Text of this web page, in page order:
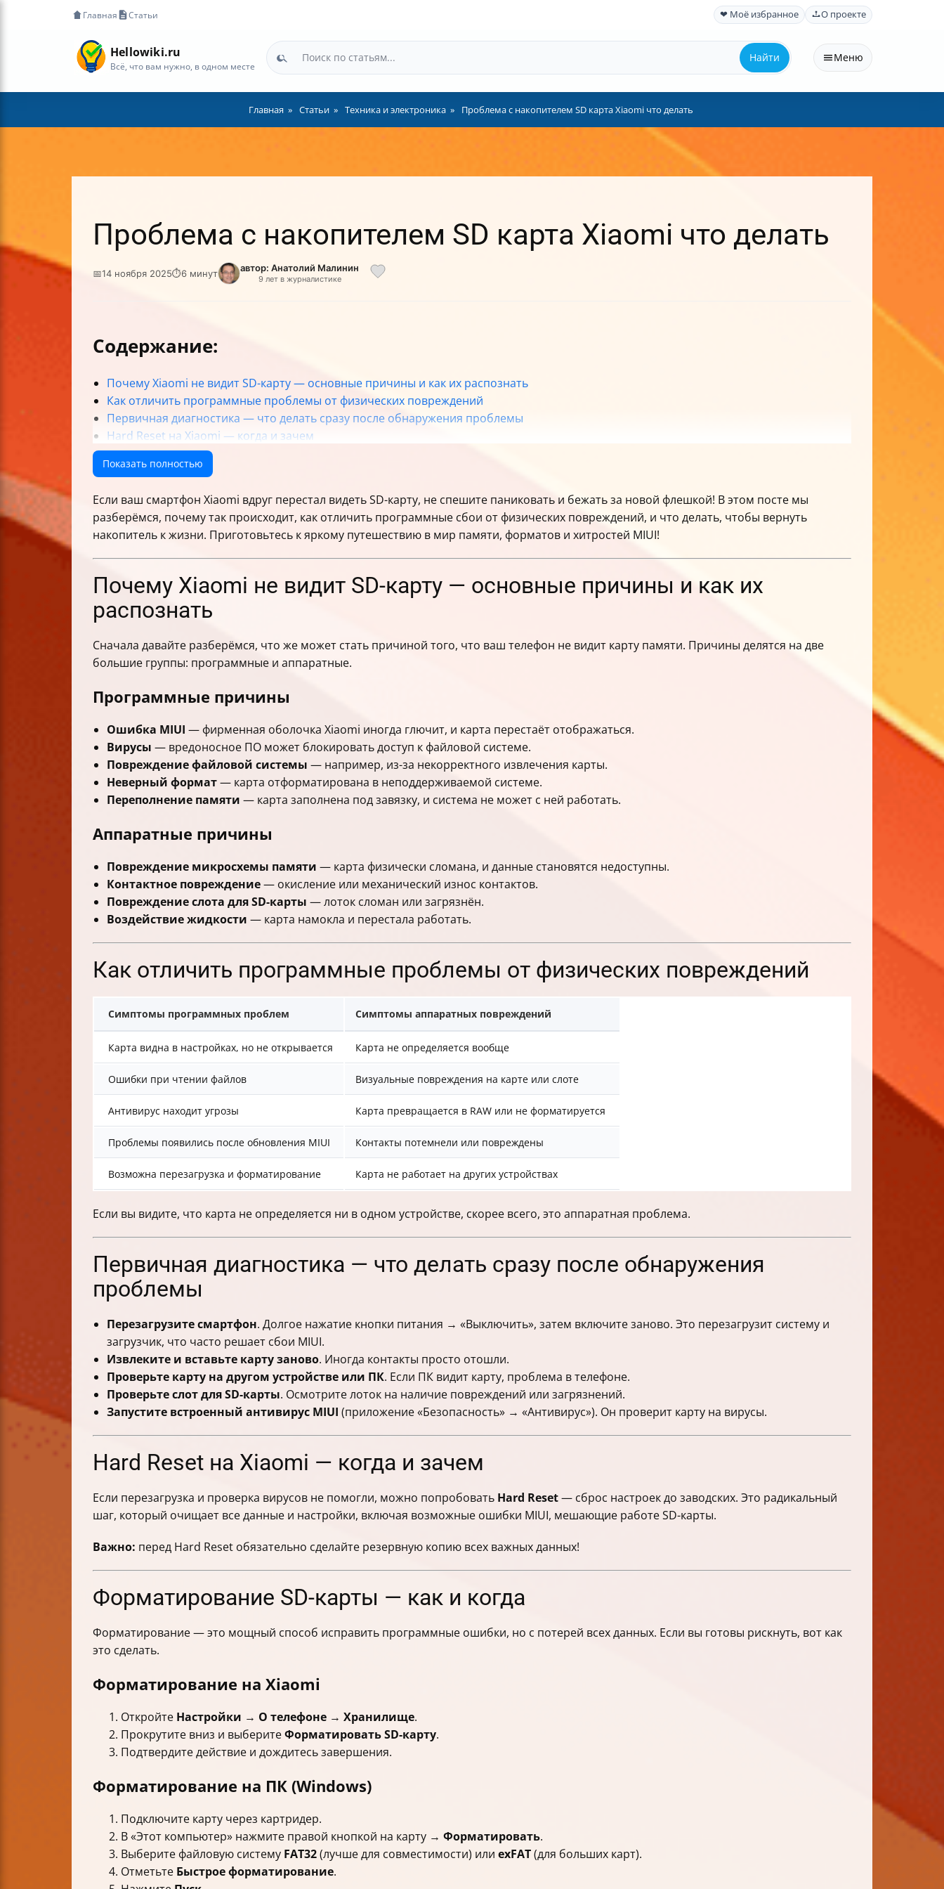
Главная Статьи ❤ Моё избранное О проекте
Hellowiki.ru
Всё, что вам нужно, в одном месте
Найти Меню
Главная Статьи Техника и электроника Проблема с накопителем SD карта Xiaomi что делать
Проблема с накопителем SD карта Xiaomi что делать
📅14 ноября 2025⏱6 минут автор: Анатолий Малинин
9 лет в журналистике
Содержание:
Почему Xiaomi не видит SD-карту — основные причины и как их распознать
Как отличить программные проблемы от физических повреждений
Первичная диагностика — что делать сразу после обнаружения проблемы
Hard Reset на Xiaomi — когда и зачем
Форматирование SD-карты — как и когда
FAT32 vs exFAT — что выбрать
Что делать, если карта не видна в Google Files
Советы по уходу за SD-картой и профилактика проблем
Особенности совместимости SD-карт с Xiaomi Redmi 7, 7A, 8 и 9
Таблица: Совместимость и максимальный объем SD-карт у популярных моделей Xiaomi
Что делать, если после форматирования проблема не исчезает
Заключение
Показать полностью
Если ваш смартфон Xiaomi вдруг перестал видеть SD-карту, не спешите паниковать и бежать за новой флешкой! В этом посте мы
разберёмся, почему так происходит, как отличить программные сбои от физических повреждений, и что делать, чтобы вернуть
накопитель к жизни. Приготовьтесь к яркому путешествию в мир памяти, форматов и хитростей MIUI!
Почему Xiaomi не видит SD-карту — основные причины и как их
распознать
Сначала давайте разберёмся, что же может стать причиной того, что ваш телефон не видит карту памяти. Причины делятся на две
большие группы: программные и аппаратные.
Программные причины
Ошибка MIUI — фирменная оболочка Xiaomi иногда глючит, и карта перестаёт отображаться.
Вирусы — вредоносное ПО может блокировать доступ к файловой системе.
Повреждение файловой системы — например, из-за некорректного извлечения карты.
Неверный формат— карта отформатирована в неподдерживаемой системе.
Переполнение памяти — карта заполнена под завязку, и система не может с ней работать.
Аппаратные причины
Повреждение микросхемы памяти — карта физически сломана, и данные становятся недоступны.
Контактное повреждение— окисление или механический износ контактов.
Повреждение слота для SD-карты — лоток сломан или загрязнён.
Воздействие жидкости — карта намокла и перестала работать.
Как отличить программные проблемы от физических повреждений
Симптомы программных проблем Симптомы аппаратных повреждений
Карта видна в настройках, но не открывается Карта не определяется вообще
Ошибки при чтении файлов Визуальные повреждения на карте или слоте
Антивирус находит угрозы Карта превращается в RAW или не форматируется
Проблемы появились после обновления MIUI Контакты потемнели или повреждены
Возможна перезагрузка и форматирование Карта не работает на других устройствах
Если вы видите, что карта не определяется ни в одном устройстве, скорее всего, это аппаратная проблема.
Первичная диагностика — что делать сразу после обнаружения
проблемы
Перезагрузите смартфон. Долгое нажатие кнопки питания → «Выключить», затем включите заново. Это перезагрузит систему и
загрузчик, что часто решает сбои MIUI.
Извлеките и вставьте карту заново. Иногда контакты просто отошли.
Проверьте карту на другом устройстве или ПК. Если ПК видит карту, проблема в телефоне.
Проверьте слот для SD-карты. Осмотрите лоток на наличие повреждений или загрязнений.
Запустите встроенный антивирус MIUI (приложение «Безопасность» → «Антивирус»). Он проверит карту на вирусы.
Hard Reset на Xiaomi — когда и зачем
Если перезагрузка и проверка вирусов не помогли, можно попробовать Hard Reset— сброс настроек до заводских. Это радикальный
шаг, который очищает все данные и настройки, включая возможные ошибки MIUI, мешающие работе SD-карты.
Важно: перед Hard Reset обязательно сделайте резервную копию всех важных данных!
Форматирование SD-карты — как и когда
Форматирование — это мощный способ исправить программные ошибки, но с потерей всех данных. Если вы готовы рискнуть, вот как
это сделать.
Форматирование на Xiaomi
Откройте Настройки → О телефоне → Хранилище.
Прокрутите вниз и выберитеФорматировать SD-карту.
Подтвердите действие и дождитесь завершения.
Форматирование на ПК (Windows)
Подключите карту через картридер.
В «Этот компьютер» нажмите правой кнопкой на карту → Форматировать.
Выберите файловую систему FAT32(лучше для совместимости) или exFAT(для больших карт).
Отметьте Быстрое форматирование.